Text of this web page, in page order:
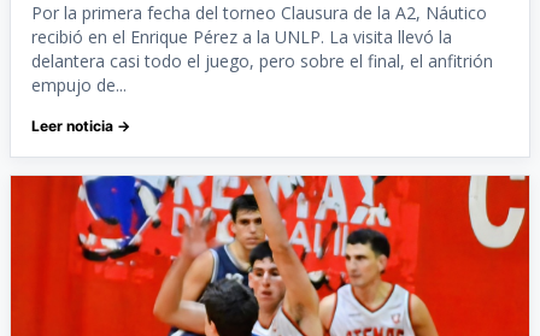
Por la primera fecha del torneo Clausura de la A2, Náutico
recibió en el Enrique Pérez a la UNLP. La visita llevó la
delantera casi todo el juego, pero sobre el final, el anfitrión
empujo de...
Leer noticia →